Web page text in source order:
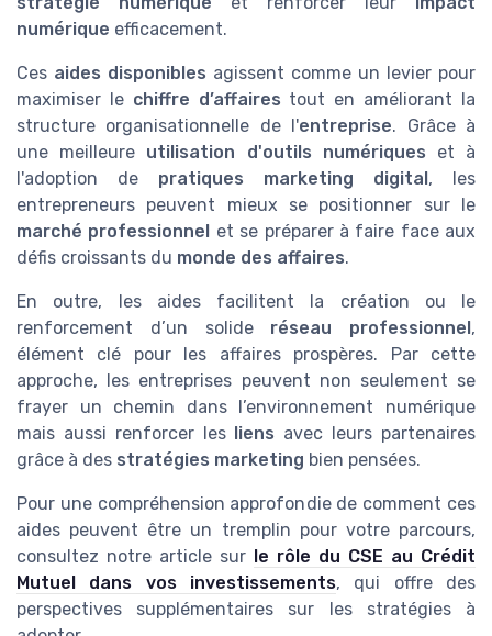
numérique efficacement.
Ces aides disponibles agissent comme un levier pour
maximiser le chiffre d’affaires tout en améliorant la
structure organisationnelle de l'entreprise. Grâce à
une meilleure utilisation d'outils numériques et à
l'adoption de pratiques marketing digital , les
entrepreneurs peuvent mieux se positionner sur le
marché professionnel
et se préparer à faire face aux
défis croissants du monde des affaires.
En outre, les aides facilitent la création ou le
renforcement d’un solide réseau professionnel ,
élément clé pour les affaires prospères. Par cette
approche, les entreprises peuvent non seulement se
frayer un chemin dans l’environnement numérique
mais aussi renforcer les
liens avec leurs partenaires
grâce à des stratégies marketing bien pensées.
Pour une compréhension approfondie de comment ces
aides peuvent être un tremplin pour votre parcours,
consultez notre article sur
le rôle du CSE au Crédit
Mutuel dans vos investissements, qui offre des
perspectives supplémentaires sur les stratégies à